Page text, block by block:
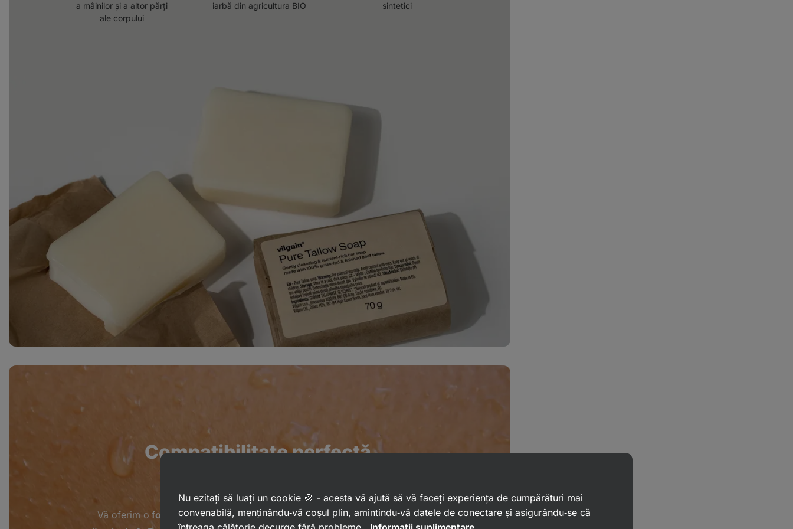
a mâinilor și a altor părți
ale corpului
iarbă din agricultura BIO sintetici
Compatibilitate perfectă
Vă oferim o formulă BIO complet pură, fără aditivi artificiali,care conține
Nu ezitați să luați un cookie 🍪 - acesta vă ajută să vă faceți experiența de cumpărături mai
convenabilă, menținându‑vă coșul plin, amintindu‑vă datele de conectare și asigurându‑se că